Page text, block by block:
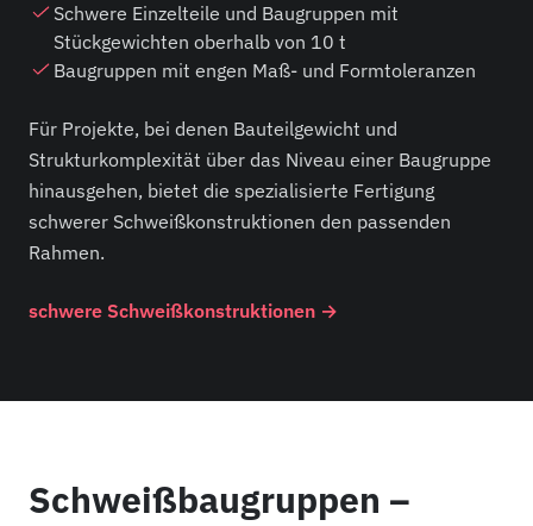
Schwere Einzelteile und Baugruppen mit
Stückgewichten oberhalb von 10 t
Baugruppen mit engen Maß- und Formtoleranzen
Für Projekte, bei denen Bauteilgewicht und
Strukturkomplexität über das Niveau einer Baugruppe
hinausgehen, bietet die spezialisierte Fertigung
schwerer Schweißkonstruktionen den passenden
Rahmen.
schwere Schweißkonstruktionen →
Schweißbaugruppen –